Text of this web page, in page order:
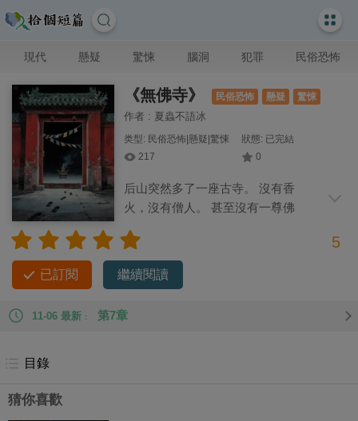
現代 懸疑 驚悚 腦洞 犯罪 民俗恐怖
《無佛寺》 民俗恐怖 懸疑
驚悚
作者 : 夏蟲不語冰
类型: 民俗恐怖|懸疑|驚悚
狀態: 已完結
217
0
后山突然多了一座古寺。 沒有香
火，沒有僧人。 甚至沒有一尊佛
因為它會說話。 村民稱之為「神諭」。 可聽見神諭的人三天內
必定消失！
5
已訂閱 繼續閱讀
11-06 最新 第7章
目錄
猜你喜歡